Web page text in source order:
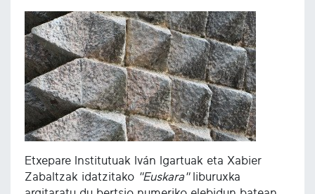
Etxepare Institutuak Iván Igartuak eta Xabier
Zabaltzak idatzitako "Euskara"liburuxka